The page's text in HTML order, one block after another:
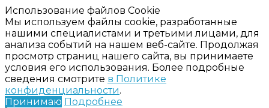
Использование файлов Cookie
Мы используем файлы cookie, разработанные
нашими специалистами и третьими лицами, для
анализа событий на нашем веб-сайте. Продолжая
просмотр страниц нашего сайта, вы принимаете
условия его использования. Более подробные
сведения смотрите в Политике
конфиденциальности.
Принимаю Подробнее